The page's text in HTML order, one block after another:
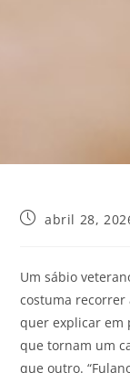
abril 28,
Um sábio
costuma
quer explicar em
que tornam um
que outro.